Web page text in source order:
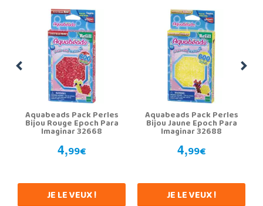
Aquabeads Pack Perles
Bijou Rouge Epoch Para
Imaginar 32668
4,99€
JE LE VEUX !
Aquabeads Pack Perles
Bijou Jaune Epoch Para
Imaginar 32688
4,99€
JE LE VEUX !